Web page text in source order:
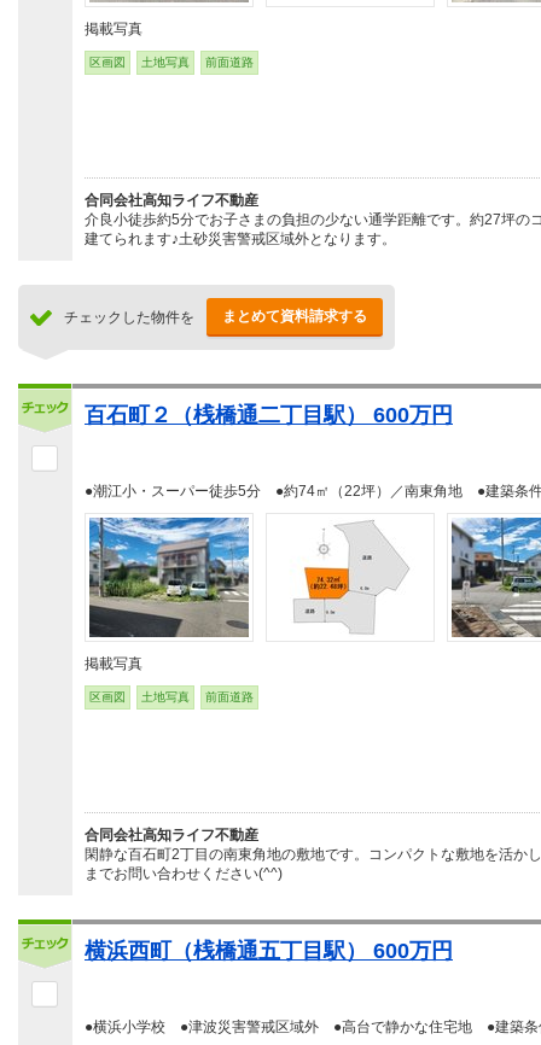
掲載写真
区画図 土地写真 前面道路
合同会社高知ライフ不動産
介良小徒歩約5分でお子さまの負担の少ない通学距離です。約27坪
建てられます♪土砂災害警戒区域外となります。
チェックした物件を まとめて資料請求する
百石町２（桟橋通二丁目駅） 600万円
●潮江小・スーパー徒歩5分 ●約74㎡（22坪）／南東角地 ●建築条
掲載写真
区画図 土地写真 前面道路
合同会社高知ライフ不動産
閑静な百石町2丁目の南東角地の敷地です。コンパクトな敷地を活
までお問い合わせください(^^)
横浜西町（桟橋通五丁目駅） 600万円
●横浜小学校 ●津波災害警戒区域外 ●高台で静かな住宅地 ●建築条